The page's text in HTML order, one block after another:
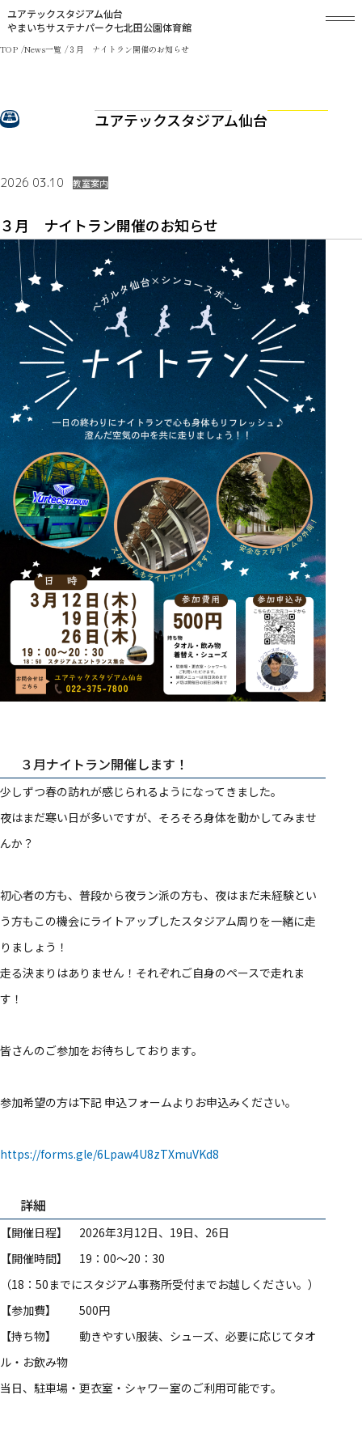
ユアテックスタジアム仙台
やまいちサステナパーク七北田公園体育館
TOP News一覧 ３月 ナイトラン開催のお知らせ
ユアテックスタジアム仙台
2026 03.10 教室案内
３月 ナイトラン開催のお知らせ
３月ナイトラン開催します！
少しずつ春の訪れが感じられるようになってきました。
夜はまだ寒い日が多いですが、そろそろ身体を動かしてみませ
んか？
初心者の方も、普段から夜ラン派の方も、夜はまだ未経験とい
う方もこの機会にライトアップしたスタジアム周りを一緒に走
りましょう！
走る決まりはありません！それぞれご自身のペースで走れま
す！
皆さんのご参加をお待ちしております。
参加希望の方は下記 申込フォームよりお申込みください。
https://forms.gle/6Lpaw4U8zTXmuVKd8
詳細
【開催日程】 2026年3月12日、19日、26日
【開催時間】 19：00～20：30
（18：50までにスタジアム事務所受付までお越しください。）
【参加費】 500円
【持ち物】 動きやすい服装、シューズ、必要に応じてタオ
ル・お飲み物
当日、駐車場・更衣室・シャワー室のご利用可能です。